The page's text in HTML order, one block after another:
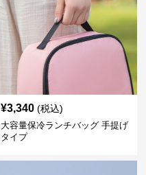
¥3,340 (税込)
大容量保冷ランチバッグ 手提げ
タイプ